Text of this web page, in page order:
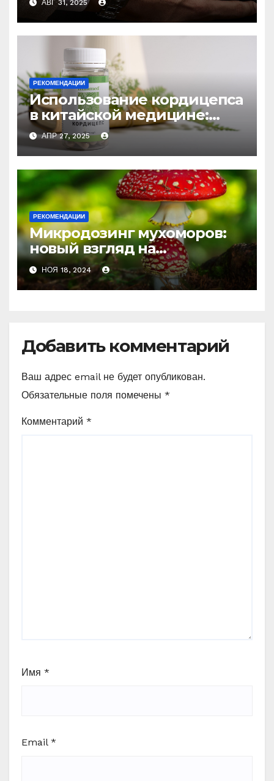
АВГ 31, 2025
РЕКОМЕНДАЦИИ
Использование кордицепса
в китайской медицине:
природное средство
против усталости и
истощения
АПР 27, 2025
РЕКОМЕНДАЦИИ
Микродозинг мухоморов:
новый взгляд на
психоделику
НОЯ 18, 2024
Добавить комментарий
Ваш адрес email не будет опубликован.
Обязательные поля помечены *
Комментарий *
Имя *
Email *